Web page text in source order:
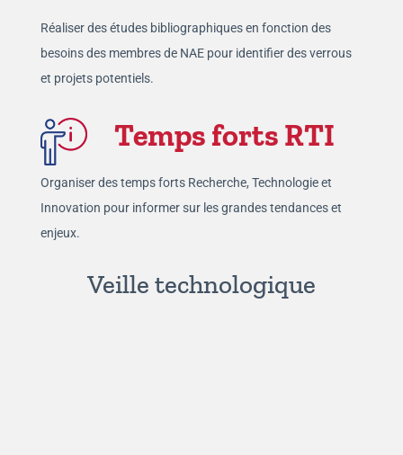
Réaliser des études bibliographiques en fonction des
besoins des membres de NAE pour identifier des verrous
et projets potentiels.
Temps forts RTI
Organiser des temps forts Recherche, Technologie et
Innovation pour informer sur les grandes tendances et
enjeux.
Veille technologique